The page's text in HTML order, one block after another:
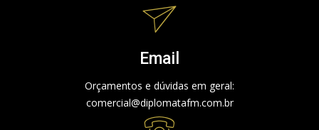
Email
Orçamentos e dúvidas em geral:
comercial@diplomatafm.com.br